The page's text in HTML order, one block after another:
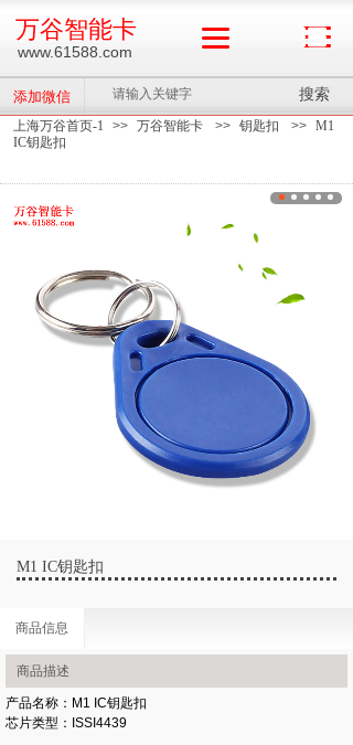
上海万谷首页-1 >> 万谷智能卡 >> 钥匙扣 >> M1
IC钥匙扣
M1 IC钥匙扣
商品信息
商品描述
产品名称：M1 IC钥匙扣
芯片类型：ISSI4439
添加微信 搜索
www.61588.com
万谷智能卡